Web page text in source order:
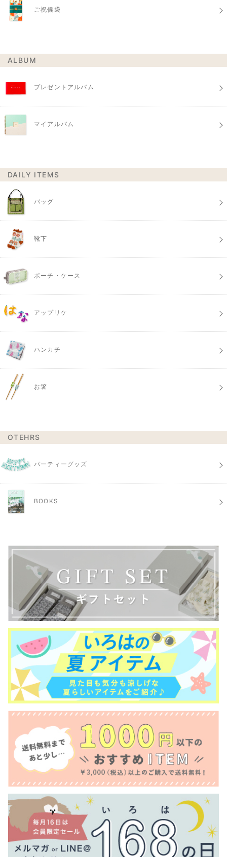
ご祝儀袋
ALBUM
プレゼントアルバム
マイアルバム
DAILY ITEMS
バッグ
靴下
ポーチ・ケース
アップリケ
ハンカチ
お箸
OTEHRS
パーティーグッズ
BOOKS